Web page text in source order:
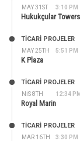
MAY 31ST 3:10 PM
Hukukçular Towers
MAY 25TH 5:51 PM
TİCARİ PROJELER
K Plaza
NIS 8TH 12:34 PM
TİCARİ PROJELER
Royal Marin
MAR 16TH 3:30 PM
TİCARİ PROJELER